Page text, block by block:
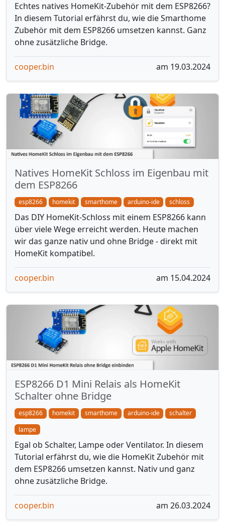
Echtes natives HomeKit-Zubehör mit dem ESP8266?
In diesem Tutorial erfährst du, wie die Smarthome
Zubehör mit dem ESP8266 umsetzen kannst. Ganz
ohne zusätzliche Bridge.
cooper.bin am 19.03.2024
Natives HomeKit Schloss im Eigenbau mit
dem ESP8266
esp8266 homekit smarthome arduino-ide schloss
Das DIY HomeKit-Schloss mit einem ESP8266 kann
über viele Wege erreicht werden. Heute machen
wir das ganze nativ und ohne Bridge - direkt mit
HomeKit kompatibel.
cooper.bin am 15.04.2024
ESP8266 D1 Mini Relais als HomeKit
Schalter ohne Bridge
esp8266 homekit smarthome arduino-ide
schalter
lampe
Egal ob Schalter, Lampe oder Ventilator. In diesem
Tutorial erfährst du, wie die HomeKit Zubehör mit
dem ESP8266 umsetzen kannst. Nativ und ganz
ohne zusätzliche Bridge.
cooper.bin am 26.03.2024